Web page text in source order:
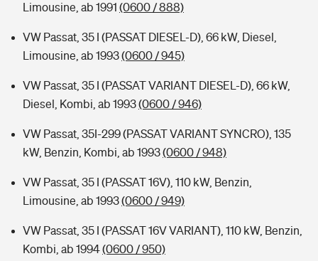
Limousine, ab 1991 (0600 / 888)
VW Passat, 35 I (PASSAT DIESEL-D), 66 kW, Diesel,
Limousine, ab 1993(0600 / 945)
VW Passat, 35 I (PASSAT VARIANT DIESEL-D), 66 kW,
Diesel, Kombi, ab 1993(0600 / 946)
VW Passat, 35I-299 (PASSAT VARIANT SYNCRO), 135
kW, Benzin, Kombi, ab 1993(0600 / 948)
VW Passat, 35 I (PASSAT 16V), 110 kW, Benzin,
Limousine, ab 1993(0600 / 949)
VW Passat, 35 I (PASSAT 16V VARIANT), 110 kW, Benzin,
Kombi, ab 1994(0600 / 950)